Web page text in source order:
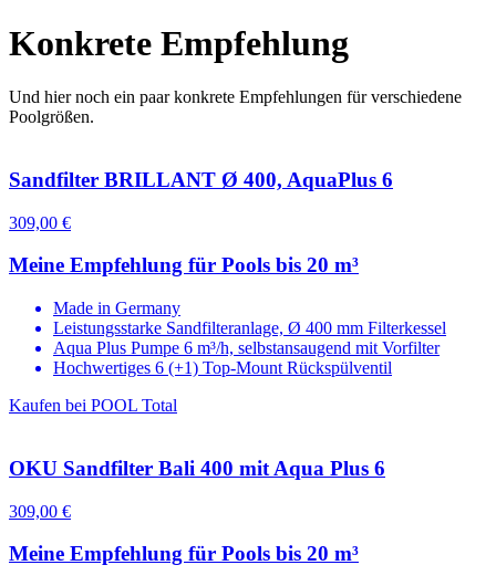
Konkrete Empfehlung
Und hier noch ein paar konkrete Empfehlungen für verschiedene
Poolgrößen.
Sandfilter BRILLANT Ø 400, AquaPlus 6
309,00 €
Meine Empfehlung für Pools bis 20 m³
Made in Germany
Leistungsstarke Sandfilteranlage, Ø 400 mm Filterkessel
Aqua Plus Pumpe 6 m³/h, selbstansaugend mit Vorfilter
Hochwertiges 6 (+1) Top-Mount Rückspülventil
Kaufen bei POOL Total
OKU Sandfilter Bali 400 mit Aqua Plus 6
309,00 €
Meine Empfehlung für Pools bis 20 m³